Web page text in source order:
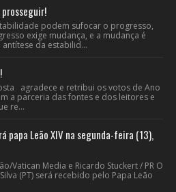
podem sufocar o progresso,
exige mudança, e a mudança é
da estabilid...
agradece e retribui os votos de Ano
a parceria das fontes e dos leitores e
re...
papa Leão XIV na segunda-feira (13),
Vatican Media e Ricardo Stuckert / PR O
(PT) será recebido pelo Papa Leão